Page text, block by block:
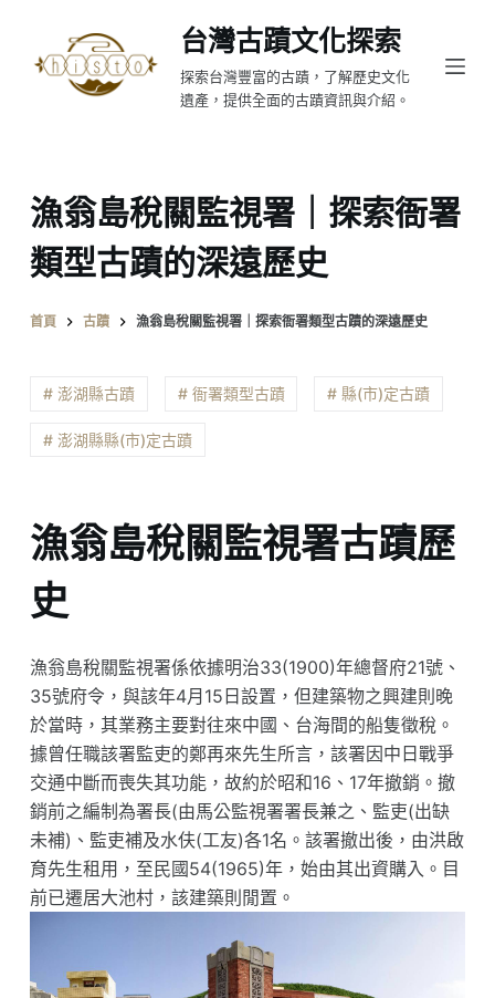
至
台灣古蹟文化探索
探索台灣豐富的古蹟，了解歷史文化
遺產，提供全面的古蹟資訊與介紹。
漁翁島稅關監視署｜探索衙署
類型古蹟的深遠歷史
首頁 古蹟 漁翁島稅關監視署｜探索衙署類型古蹟的深遠歷史
# 澎湖縣古蹟 # 衙署類型古蹟 # 縣(市)定古蹟
# 澎湖縣縣(市)定古蹟
漁翁島稅關監視署古蹟歷
史
漁翁島稅關監視署係依據明治33(1900)年總督府21號、
35號府令，與該年4月15日設置，但建築物之興建則晚
於當時，其業務主要對往來中國、台海間的船隻徵稅。
據曾任職該署監吏的鄭再來先生所言，該署因中日戰爭
交通中斷而喪失其功能，故約於昭和16、17年撤銷。撤
銷前之編制為署長(由馬公監視署署長兼之、監吏(出缺
未補)、監吏補及水伕(工友)各1名。該署撤出後，由洪啟
育先生租用，至民國54(1965)年，始由其出資購入。目
前已遷居大池村，該建築則閒置。